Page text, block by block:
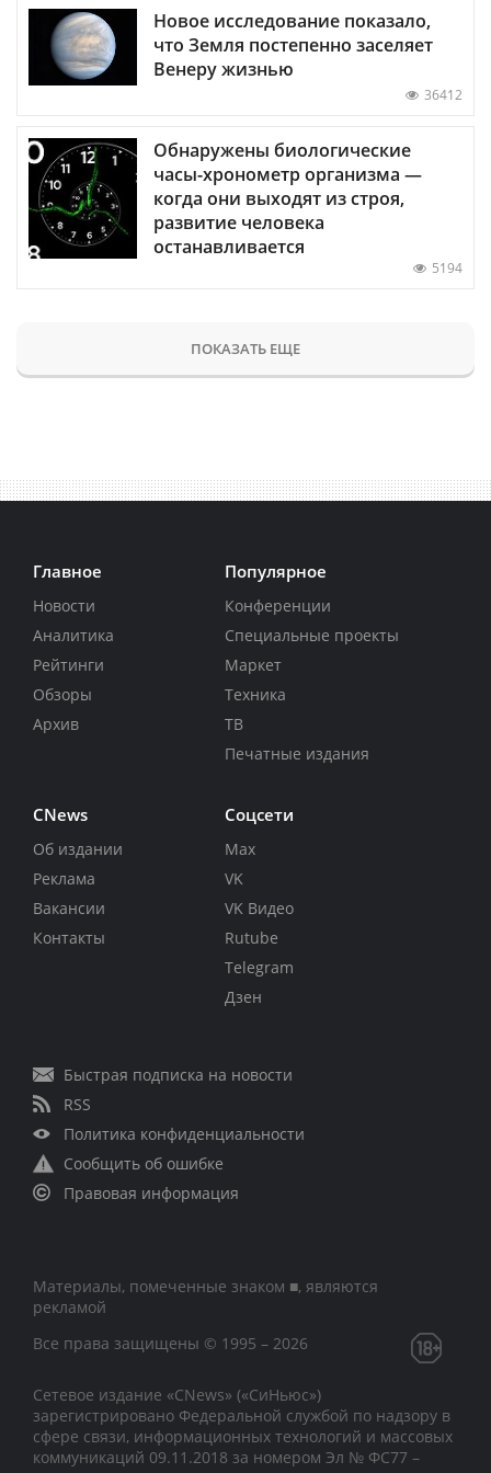
Новое исследование показало,
что Земля постепенно заселяет
Венеру жизнью
36412
Обнаружены биологические
часы-хронометр организма —
когда они выходят из строя,
развитие человека
останавливается
5194
ПОКАЗАТЬ ЕЩЕ
Главное
Новости
Аналитика
Рейтинги
Обзоры
Архив
Популярное
Конференции
Специальные проекты
Маркет
Техника
ТВ
Печатные издания
CNews
Об издании
Реклама
Вакансии
Контакты
Соцсети
Max
VK
VK Видео
Rutube
Telegram
Дзен
Быстрая подписка на новости
RSS
Политика конфиденциальности
Сообщить об ошибке
Правовая информация
Материалы, помеченные знаком ■, являются
рекламой
Все права защищены © 1995 – 2026
Сетевое издание «CNews» («СиНьюс»)
зарегистрировано Федеральной службой по надзору в
сфере связи, информационных технологий и массовых
коммуникаций 09.11.2018 за номером Эл № ФС77 –